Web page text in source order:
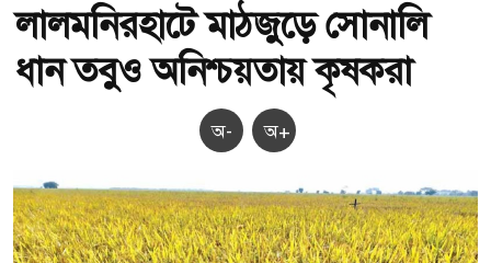
লালমনিরহাটে মাঠজুড়ে সোনালি
ধান তবুও অনিশ্চয়তায় কৃষকরা
অ- অ+